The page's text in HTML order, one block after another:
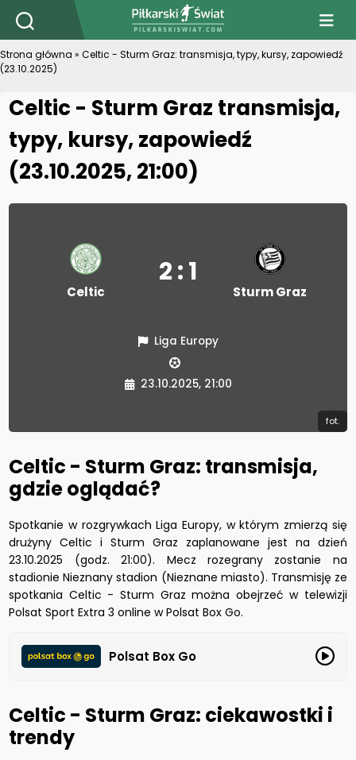
PiłkarskiSwiat.com
Strona główna » Celtic - Sturm Graz: transmisja, typy, kursy, zapowiedź
(23.10.2025)
Celtic - Sturm Graz transmisja,
typy, kursy, zapowiedź
(23.10.2025, 21:00)
Celtic
2 : 1
Sturm Graz
Liga Europy
23.10.2025, 21:00
fot.
Celtic - Sturm Graz: transmisja,
gdzie oglądać?
Spotkanie w rozgrywkach Liga Europy, w którym zmierzą się
drużyny Celtic i Sturm Graz zaplanowane jest na dzień
23.10.2025 (godz. 21:00). Mecz rozegrany zostanie na
stadionie Nieznany stadion (Nieznane miasto). Transmisję ze
spotkania Celtic - Sturm Graz można obejrzeć w telewizji
Polsat Sport Extra 3 online w Polsat Box Go.
Polsat Box Go
Celtic - Sturm Graz: ciekawostki i
trendy